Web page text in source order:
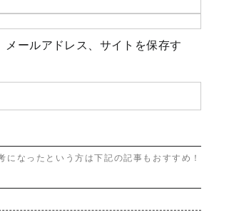
ールアドレス、サイトを保存す
になったという方は下記の記事もおすすめ！